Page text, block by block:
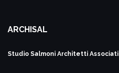
ARCHISAL
Studio Salmoni Architetti Associati